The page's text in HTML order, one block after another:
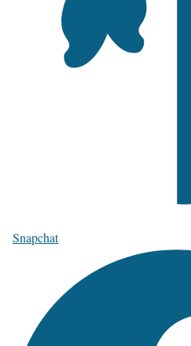
Snapchat